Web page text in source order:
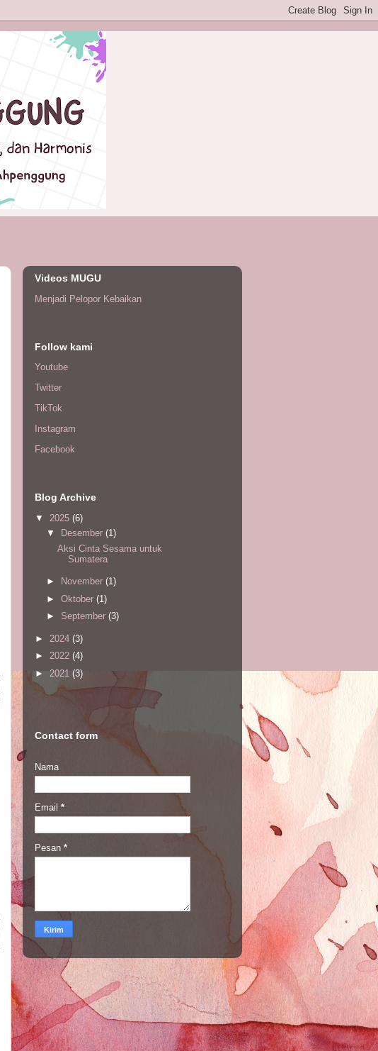
Videos MUGU
Menjadi Pelopor Kebaikan
Follow kami
Youtube
Twitter
TikTok
Instagram
Facebook
Blog Archive
▼ 2025 (6)
▼
Desember (1)
Aksi Cinta Sesama untuk
Sumatera
► November (1)
► Oktober (1)
► September (3)
► 2024 (3)
► 2022 (4)
► 2021 (3)
Contact form
Nama
Email *
Pesan *